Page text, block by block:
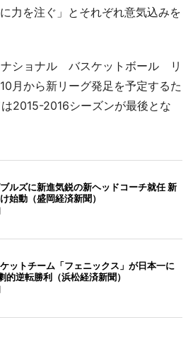
力を注ぐ」とそれぞれ意気込みを
ショナル バスケットボール リ
月から新リーグ発足を予定するた
2015-2016シーズンが最後とな
ルズに新進気鋭の新ヘッドコーチ就任 新
始動（盛岡経済新聞）
ットチーム「フェニックス」が日本一に
的逆転勝利（浜松経済新聞）